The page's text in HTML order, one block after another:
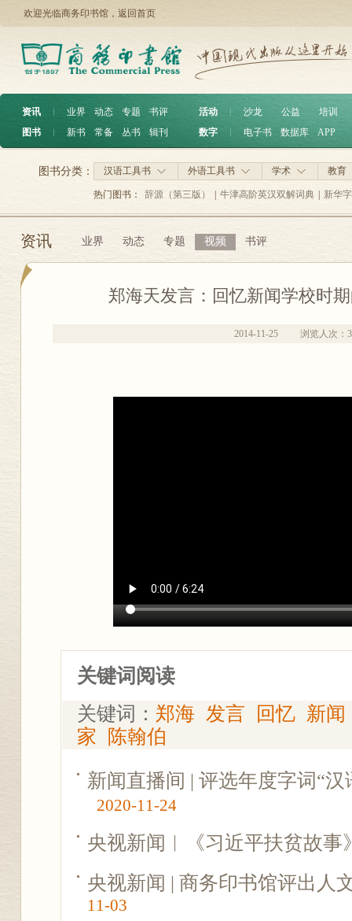
欢迎光临商务印书馆， 返回首页
资讯 ︱ 业界 动态 专题
书评
图书
︱ 新书 常备 丛书 辑刊
活动 沙龙 公益
培训
数字
电子书 数据库 APP
汉语工具书 外语工具书 学术 教育
图书分类：
热门图书： 辞源（第三版） 牛津高阶英汉双解词典 新华
资讯 业界 动态 专题 视频 书评
郑海天发言：回忆新闻学校时
2014-11-25 浏览人次：
关键词阅读
关键词： 郑海 发言 回忆 新闻
家
陈翰伯
新闻直播间 | 评选年度字词“汉
2020-11-24
央视新闻︱《习近平扶贫故事
央视新闻 | 商务印书馆评出人
11-03